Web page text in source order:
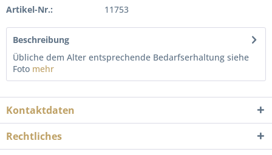
Artikel-Nr.: 11753
Beschreibung
Übliche dem Alter entsprechende Bedarfserhaltung siehe
Foto mehr
Kontaktdaten
Rechtliches